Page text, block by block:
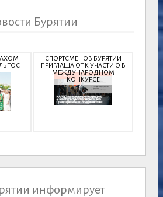
Бурятии
ТОС
СПОРТСМЕНОВ БУРЯТИИ
ПРИГЛАШАЮТ К УЧАСТИЮ В
МЕЖДУНАРОДНОМ
КОНКУРСЕ
информирует